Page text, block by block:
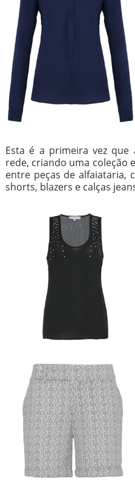
Esta é a primeira vez
rede, criando uma coleção
entre peças de alfaiataria,
shorts, blazers e calças